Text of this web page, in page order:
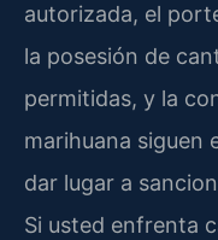
autorizada, el
la posesión de
permitidas, y la
marihuana siguen
dar lugar a
Si usted enfrenta